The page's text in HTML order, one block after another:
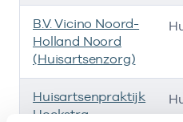
B.V. Vicino Noord-
Holland Noord
(Huisartsenzorg)
Huisartsenpraktijk
Hoekstra